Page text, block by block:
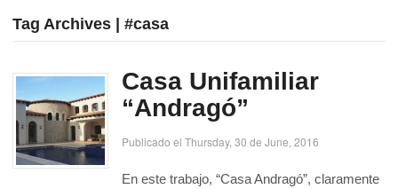
Tag Archives | #casa
Casa Unifamiliar
“Andragó”
Publicado el Thursday, 30 de June, 2016
En este trabajo, “Casa Andragó”, claramente